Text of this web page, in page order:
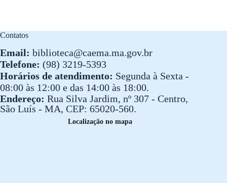
Contatos
Email: biblioteca@caema.ma.gov.br
Telefone: (98) 3219-5393
Horários de atendimento: Segunda à Sexta -
08:00 às 12:00 e das 14:00 às 18:00.
Endereço: Rua Silva Jardim, nº 307 - Centro,
São Luís - MA, CEP: 65020-560.
Localização no mapa